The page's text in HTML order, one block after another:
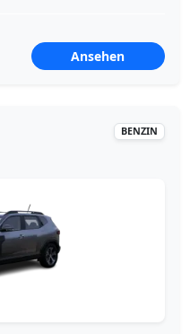
Ansehen
BENZIN